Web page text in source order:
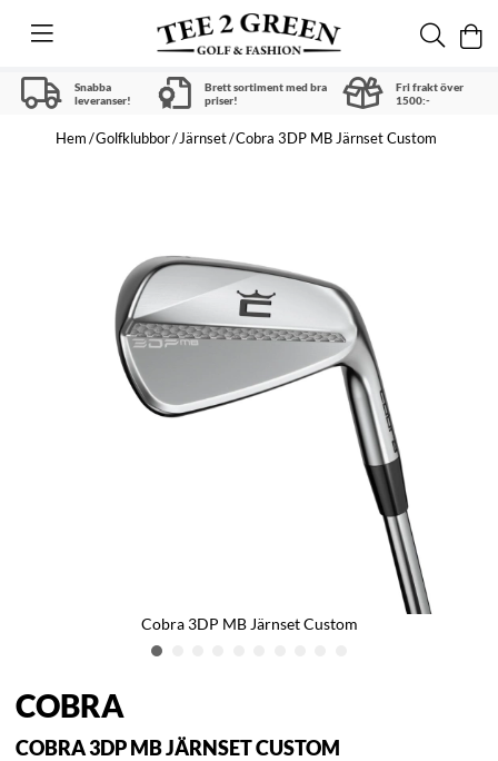
Snabba
leveranser!
Brett sortiment med bra
priser!
Fri frakt över
1500:-
Hem Golfklubbor Järnset Cobra 3DP MB Järnset Custom
Cobra 3DP MB Järnset Custom
COBRA
COBRA 3DP MB JÄRNSET CUSTOM